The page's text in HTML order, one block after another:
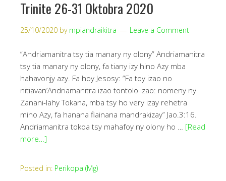
Trinite 26-31 Oktobra 2020
25/10/2020 by mpiandraikitra Leave a Comment
“Andriamanitra tsy tia manary ny olony” Andriamanitra
tsy tia manary ny olony, fa tiany izy hino Azy mba
hahavonjy azy. Fa hoy Jesosy: ”Fa toy izao no
nitiavan’Andriamanitra izao tontolo izao: nomeny ny
Zanani-lahy Tokana, mba tsy ho very izay rehetra
mino Azy, fa hanana fiainana mandrakizay” Jao.3:16.
Andriamanitra tokoa tsy mahafoy ny olony ho … [Read
more…]
Posted in: Perikopa (Mg)